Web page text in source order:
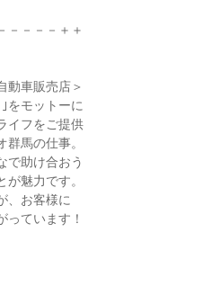
－－－－＋＋
動車販売店＞
をモットーに
イフをご提供
馬の仕事。
で助け合おう
魅力です。
、お客様に
っています！